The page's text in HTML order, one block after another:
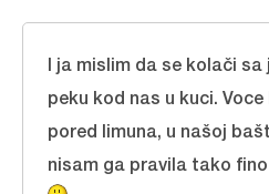
I ja mislim da se kolači
peku kod nas u kuci.
pored limuna, u našoj
nisam ga pravila tako